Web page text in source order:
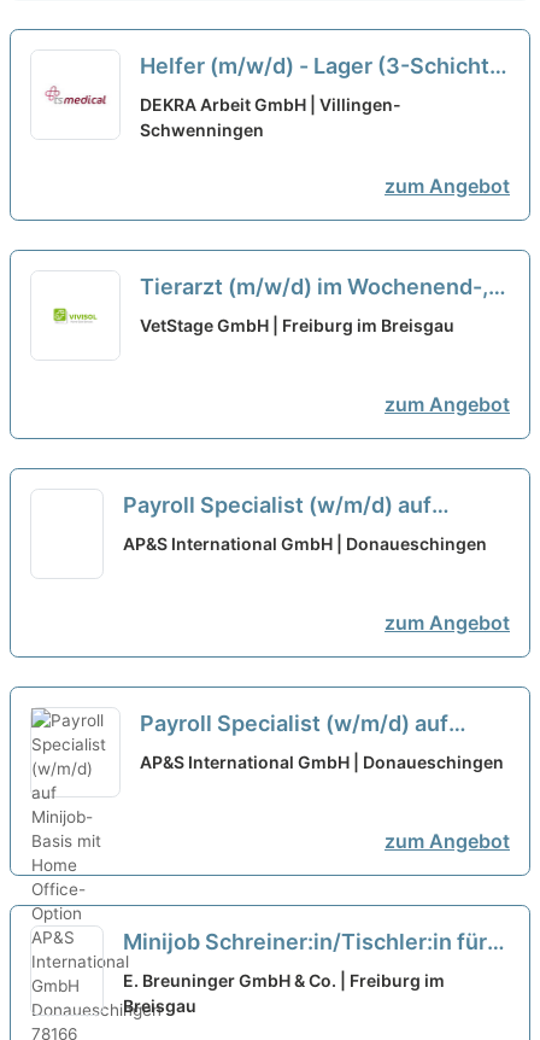
Helfer (m/w/d) - Lager (3-Schicht +
Wochenenden) neu
DEKRA Arbeit GmbH | Villingen-
Schwenningen
zum Angebot
Tierarzt (m/w/d) im Wochenend-,
Nacht- und Notdienst - Heilbronn
VetStage GmbH | Freiburg im Breisgau
zum Angebot
Payroll Specialist (w/m/d) auf
Minijob-Basis mit Home Office-
AP&S International GmbH | Donaueschingen
zum Angebot
Payroll Specialist (w/m/d) auf
Minijob-Basis mit Home Office-
AP&S International GmbH | Donaueschingen
zum Angebot
Minijob Schreiner:in/Tischler:in für
den Laden- und Innenausbau neu
E. Breuninger GmbH & Co. | Freiburg im
Breisgau